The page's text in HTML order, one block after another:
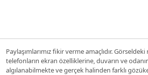
Paylaşımlarımız fikir verme amaçlıdır.
telefonların ekran özelliklerine, duvarın ve odanın
algılanabilmekte ve gerçek halinden farklı